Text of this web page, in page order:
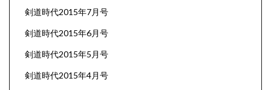
剣道時代2015年7月号
剣道時代2015年6月号
剣道時代2015年5月号
剣道時代2015年4月号